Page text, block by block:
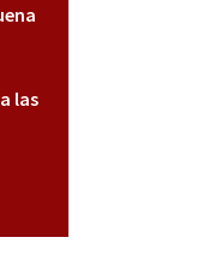
las